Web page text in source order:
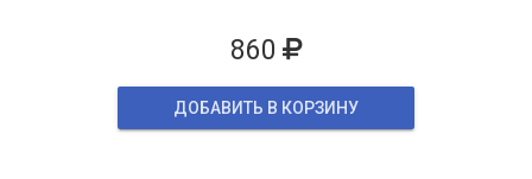
860
ДОБАВИТЬ В КОРЗИНУ